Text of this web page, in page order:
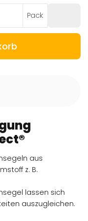
Pack
aus
z. B.
lassen sich
auszugleichen.